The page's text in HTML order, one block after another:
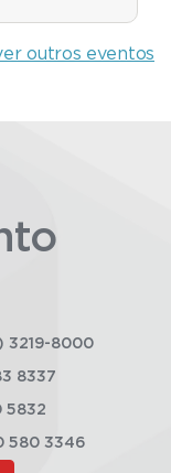
outros eventos
3219-8000
8337
5832
580 3346